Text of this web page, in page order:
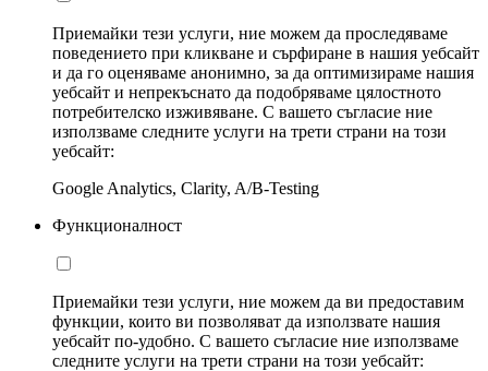
Приемайки тези услуги, ние можем да проследяваме
поведението при кликване и сърфиране в нашия уебсайт
и да го оценяваме анонимно, за да оптимизираме нашия
уебсайт и непрекъснато да подобряваме цялостното
потребителско изживяване. С вашето съгласие ние
използваме следните услуги на трети страни на този
уебсайт:
Google Analytics, Clarity, A/B-Testing
Функционалност
Приемайки тези услуги, ние можем да ви предоставим
функции, които ви позволяват да използвате нашия
уебсайт по-удобно. С вашето съгласие ние използваме
следните услуги на трети страни на този уебсайт: